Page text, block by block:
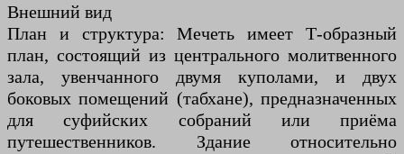
Внешний вид
План и структура: Мечеть имеет Т-образный
план, состоящий из центрального молитвенного
зала, увенчанного двумя куполами, и двух
боковых помещений (табхане), предназначенных
для суфийских собраний или приёма
путешественников. Здание относительно